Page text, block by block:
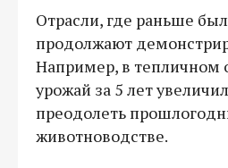
Отрасли, где раньше
продолжают
Например, в тепличном
урожай за 5 лет
преодолеть
животноводстве.